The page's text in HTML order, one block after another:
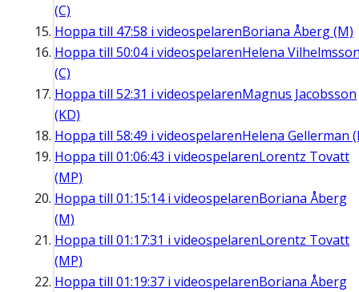
(C)
Hoppa till 47:58 i videospelarenBoriana Åberg (M)
Hoppa till 50:04i videospelarenHelena
(C)
Hoppa till 52:31 i videospelarenMagnus Jacobsson
(KD)
Hoppa till 58:49 i videospelarenHelena Gellerman
Hoppa till 01:06:43 i videospelarenLorentz Tovatt
(MP)
Hoppa till 01:15:14i videospelarenBoriana Åberg
(M)
Hoppa till 01:17:31 i videospelarenLorentz Tovatt
(MP)
Hoppa till 01:19:37 i videospelarenBoriana Åberg